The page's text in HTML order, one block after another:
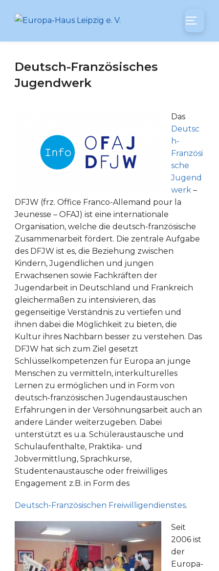
Inhalt
Deutsch-Französisches
Jugendwerk
Das
Deutsc
h-
Französi
sche
Jugend
werk –
DFJW (frz. Office Franco-Allemand pour la
Jeunesse – OFAJ) ist eine internationale
Organisation, welche die deutsch-französische
Zusammenarbeit fördert. Die zentrale Aufgabe
des DFJW ist es, die Beziehung zwischen
Kindern, Jugendlichen und jungen
Erwachsenen sowie Fachkräften der
Jugendarbeit in Deutschland und Frankreich
gleichermaßen zu intensivieren, das
gegenseitige Verständnis zu vertiefen und
ihnen dabei die Möglichkeit zu bieten, die
Kultur ihres Nachbarn besser zu verstehen. Das
DFJW hat sich zum Ziel gesetzt
Schlüsselkompetenzen für Europa an junge
Menschen zu vermitteln, interkulturelles
Lernen zu ermöglichen und in Form von
deutsch-französischen Jugendaustauschen
Erfahrungen in der Versöhnungsarbeit auch an
andere Länder weiterzugeben. Dabei
unterstützt es u.a. Schüleraustausche und
Schulaufenthalte, Praktika- und
Jobvermittlung, Sprachkurse,
Studentenaustausche oder freiwilliges
Engagement z.B. in Form des
Deutsch-Französischen Freiwilligendienstes.
Seit
2006 ist
der
Europa-